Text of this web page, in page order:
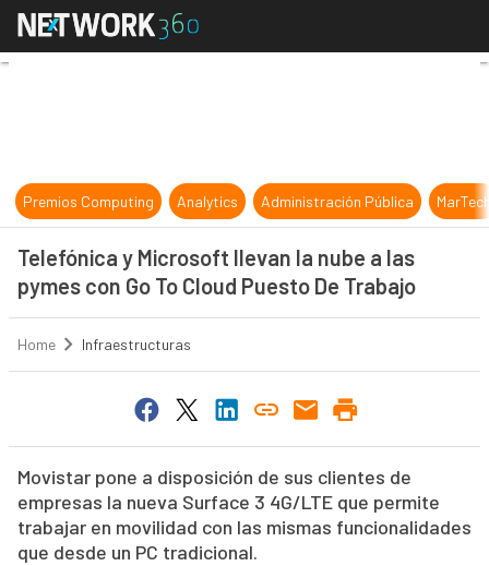
Telefónica y Microsoft llevan la
Premios Computing Analytics Administración Pública
Telefónica y Microsoft llevan la nube a las
pymes con Go To Cloud Puesto De Trabajo
Home Infraestructuras
Movistar pone a disposición de sus clientes de
empresas la nueva Surface 3 4G/LTE que permite
trabajar en movilidad con las mismas funcionalidades
que desde un PC tradicional.